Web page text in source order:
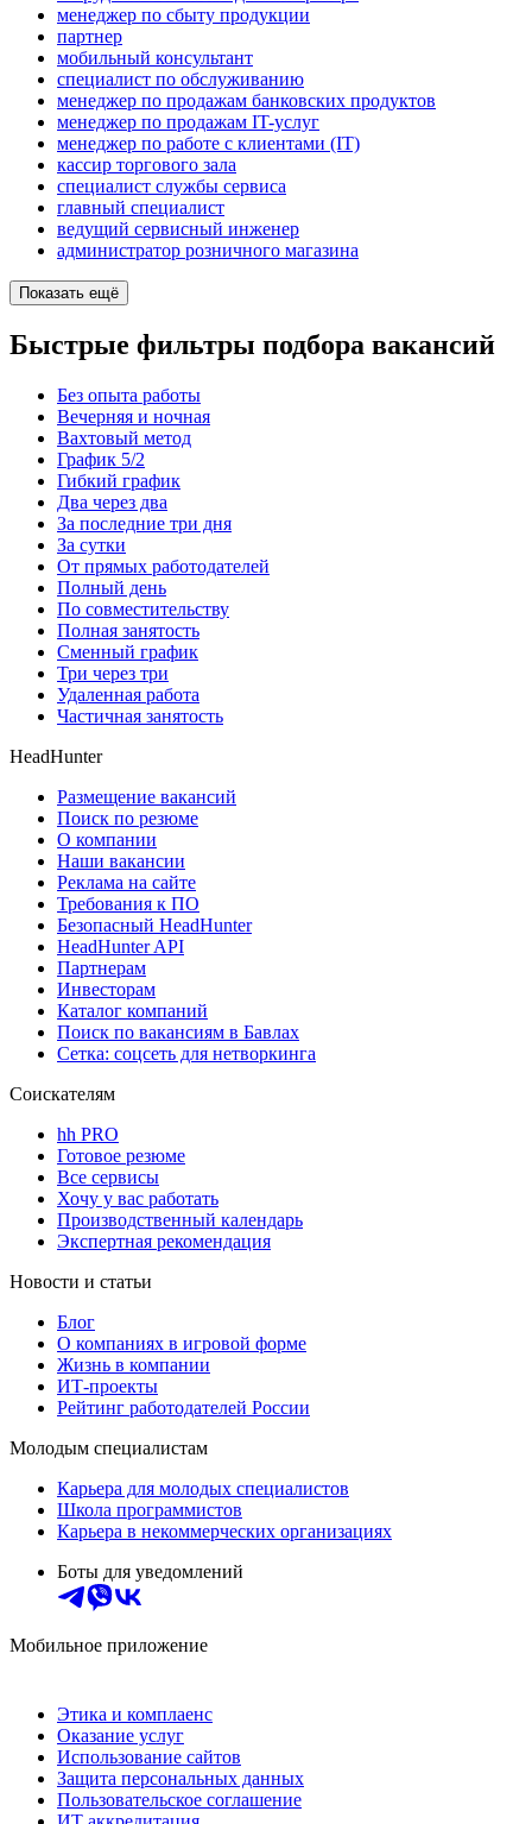
менеджер по сбыту продукции
партнер
мобильный консультант
специалист по обслуживанию
менеджер по продажам банковских продуктов
менеджер по продажам IT-услуг
менеджер по работе с клиентами (IT)
кассир торгового зала
специалист службы сервиса
главный специалист
ведущий сервисный инженер
администратор розничного магазина
Показать ещё
Быстрые фильтры подбора вакансий
Без опыта работы
Вечерняя и ночная
Вахтовый метод
График 5/2
Гибкий график
Два через два
За последние три дня
За сутки
От прямых работодателей
Полный день
По совместительству
Полная занятость
Сменный график
Три через три
Удаленная работа
Частичная занятость
HeadHunter
Размещение вакансий
Поиск по резюме
О компании
Наши вакансии
Реклама на сайте
Требования к ПО
Безопасный HeadHunter
HeadHunter API
Партнерам
Инвесторам
Каталог компаний
Поиск по вакансиям в Бавлах
Сетка: соцсеть для нетворкинга
Соискателям
hh PRO
Готовое резюме
Все сервисы
Хочу у вас работать
Производственный календарь
Экспертная рекомендация
Новости и статьи
Блог
О компаниях в игровой форме
Жизнь в компании
ИТ-проекты
Рейтинг работодателей России
Молодым специалистам
Карьера для молодых специалистов
Школа программистов
Карьера в некоммерческих организациях
Боты для уведомлений
Мобильное приложение
Этика и комплаенс
Оказание услуг
Использование сайтов
Защита персональных данных
Пользовательское соглашение